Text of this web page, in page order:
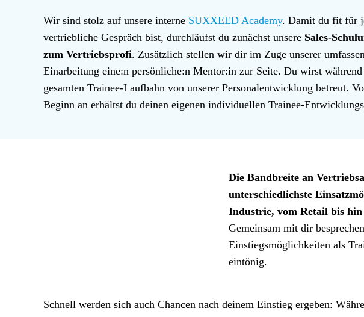
Wir sind stolz auf unsere interne SUXXEED Academy. Damit du fit für
vertriebliche Gespräch bist, durchläufst du zunächst unsere Sales-
zum Vertriebsprofi. Zusätzlich stellen wir dir im Zuge unserer
Einarbeitung eine:n persönliche:n Mentor:in zur Seite. Du wirst
gesamten Trainee-Laufbahn von unserer Personalentwicklung betreut.
Beginn an erhältst du deinen eigenen individuellen Trainee-
Die Bandbreite an
unterschiedlichste
Industrie, vom Retail bis
Gemeinsam mit dir
Einstiegsmöglichkeiten als
eintönig.
Schnell werden sich auch Chancen nach deinem Einstieg ergeben: